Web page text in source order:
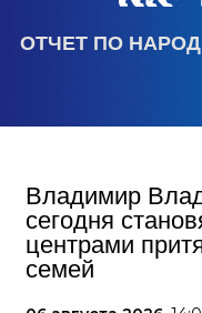
ОТЧЕТ ПО
Владимир
сегодня
центрами
семей